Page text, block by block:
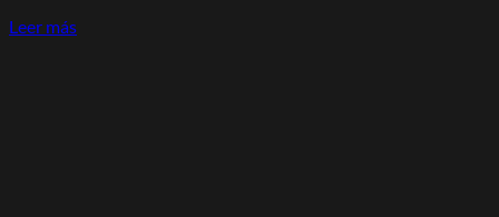
Leer más